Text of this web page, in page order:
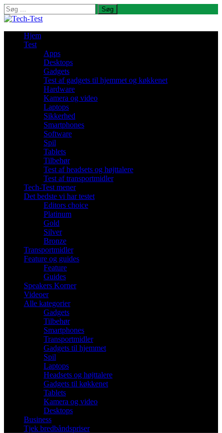
Søg
efter:
Hjem
Test
Apps
Desktops
Gadgets
Test af gadgets til hjemmet og køkkenet
Hardware
Kamera og video
Laptops
Sikkerhed
Smartphones
Software
Spil
Tablets
Tilbehør
Test af headsets og højttalere
Test af transportmidler
Tech-Test mener
Det bedste vi har testet
Editors choice
Platinum
Gold
Silver
Bronze
Transportmidler
Feature og guides
Feature
Guides
Speakers Korner
Videoer
Alle kategorier
Gadgets
Tilbehør
Smartphones
Transportmidler
Gadgets til hjemmet
Spil
Laptops
Headsets og højttalere
Gadgets til køkkenet
Tablets
Kamera og video
Desktops
Business
Tjek bredbåndspriser